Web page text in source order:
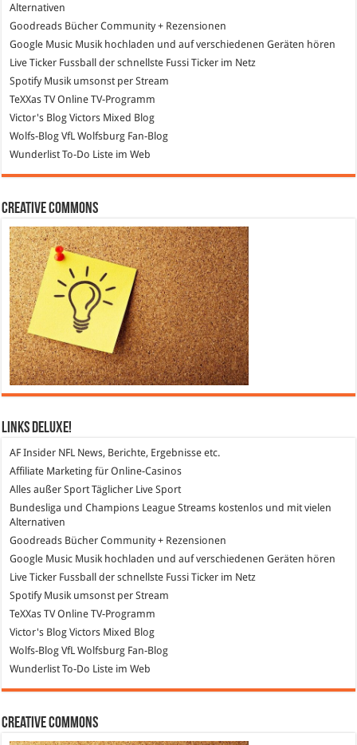
Alternativen
Goodreads Bücher Community + Rezensionen
Google Music Musik hochladen und auf verschiedenen Geräten hören
Live Ticker Fussball der schnellste Fussi Ticker im Netz
SpotifyMusik umsonst per Stream
TeXXas TVOnline TV-Programm
Victor's Blog Victors Mixed Blog
Wolfs-Blog VfL Wolfsburg Fan-Blog
Wunderlist To-Do Liste im Web
Creative Commons
Links DeLuXe!
AF Insider NFL News, Berichte, Ergebnisse etc.
Affiliate Marketing für Online-Casinos
Alles außer SportTäglicher Live Sport
Bundesliga und Champions League Streams kostenlos und mit vielen
Alternativen
Goodreads Bücher Community + Rezensionen
Google Music Musik hochladen und auf verschiedenen Geräten hören
Live Ticker Fussball
der schnellste Fussi Ticker im Netz
SpotifyMusik umsonst per Stream
TeXXas TVOnline TV-Programm
Victor's Blog Victors Mixed Blog
Wolfs-Blog VfL Wolfsburg Fan-Blog
WunderlistTo-Do Liste im Web
Creative Commons